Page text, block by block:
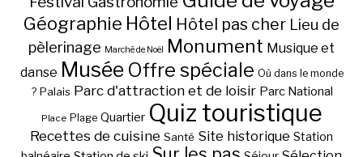
Géographie Hôtel Hôtel pas cher Lieu de
pèlerinage Marché de Noël Monument Musique et
danse Musée Offre spéciale Où dans le monde
? Palais Parc d'attraction et de loisir Parc National
Place Plage Quartier Quiz touristique
Recettes de cuisine Santé Site historique Station